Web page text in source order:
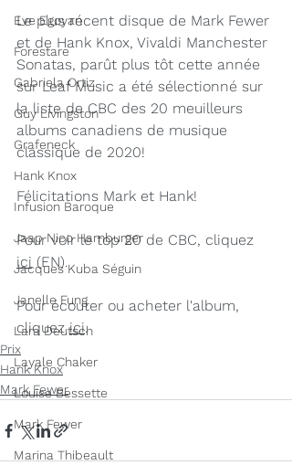
Eve Egoyan
Forestare
Gabriela Ortiz
Guy Livingston
Grafeneck
Hank Knox
Infusion Baroque
Jaap Nico Hamburger
Jacques Kuba Séguin
Janelle Fung
Lara Deutsch
Layale Chaker
Louise Bessette
Mark Fewer
Marina Thibeault
Le plus récent disque de Mark Fewer
et de Hank Knox, Vivaldi Manchester
Sonatas, parût plus tôt cette année
sur Leaf Music a été sélectionné sur
la liste de CBC des 20 meuilleurs
albums canadiens de musique
classique de 2020!
Félicitations Mark et Hank!
Pour voir le top 20 de CBC, cliquez
ici (EN).
Pour écouter ou acheter l'album,
cliquez ici.
Prix
Hank Knox
Mark Fewer